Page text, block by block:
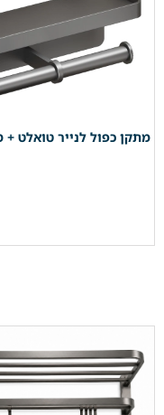
מתקן כפול לנייר טואלט